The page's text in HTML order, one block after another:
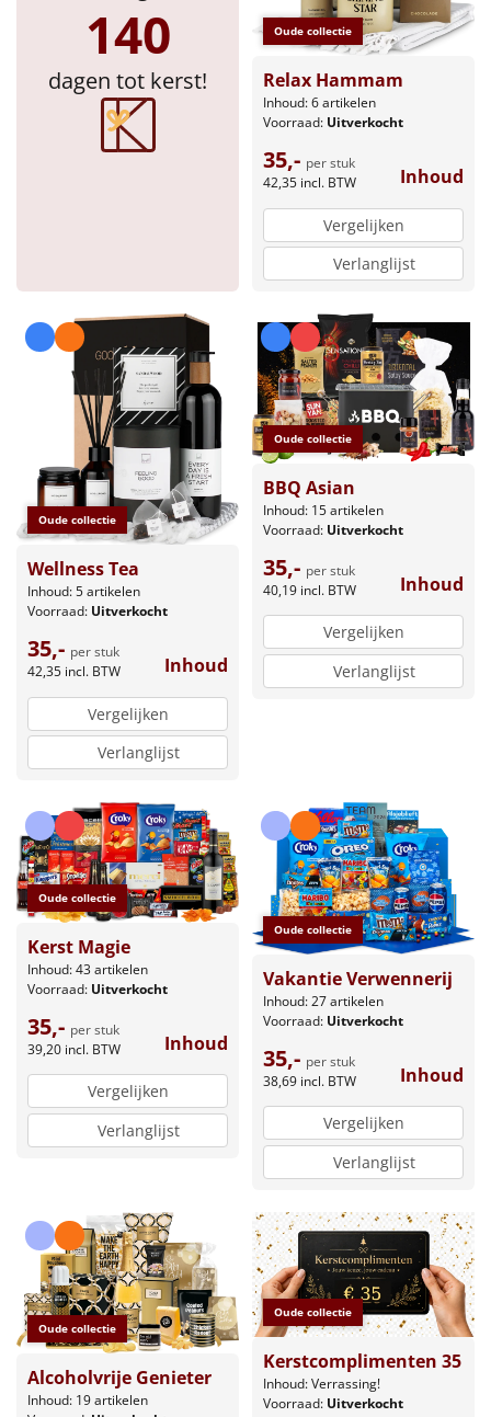
140
dagen tot kerst!
Oude collectie
Relax Hammam
Inhoud: 6 artikelen
Voorraad: Uitverkocht
35,- per stuk
42,35 incl. BTW Inhoud
Vergelijken
Verlanglijst
Oude collectie
Wellness Tea
Inhoud: 5 artikelen
Voorraad: Uitverkocht
35,- per stuk
42,35 incl. BTW Inhoud
Vergelijken
Verlanglijst
Oude collectie
BBQ Asian
Inhoud: 15 artikelen
Voorraad: Uitverkocht
35,- per stuk
40,19 incl. BTW Inhoud
Vergelijken
Verlanglijst
Oude collectie
Kerst Magie
Inhoud: 43 artikelen
Voorraad: Uitverkocht
35,- per stuk
39,20 incl. BTW Inhoud
Vergelijken
Verlanglijst
Oude collectie
Vakantie Verwennerij
Inhoud: 27 artikelen
Voorraad: Uitverkocht
35,- per stuk
38,69 incl. BTW Inhoud
Vergelijken
Verlanglijst
Oude collectie
Alcoholvrije Genieter
Inhoud: 19 artikelen
Oude collectie
Kerstcomplimenten 35
Inhoud: Verrassing!
Voorraad: Uitverkocht